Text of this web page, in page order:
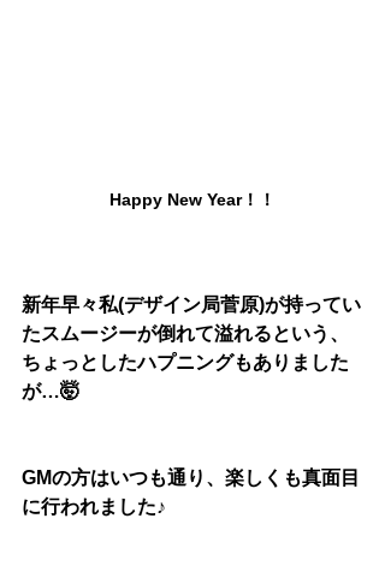
Happy New Year！！
新年早々私(デザイン局菅原)が持ってい
たスムージーが倒れて溢れるという、
ちょっとしたハプニングもありました
が…🤯
GMの方はいつも通り、楽しくも真面目
に行われました♪